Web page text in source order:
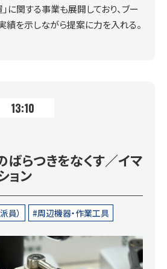
に関する事業も展開しており、ブー
績を示しながら提案に力を入れる。
13:10
ばらつきをなくす／イマ
ョン
員） 周辺機器・作業工具